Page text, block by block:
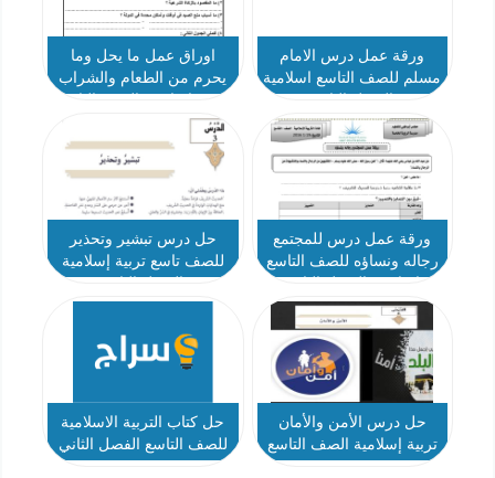
ورقة عمل درس الامام
مسلم للصف التاسع اسلامية
اوراق عمل ما يحل وما
يحرم من الطعام والشراب
ورقة عمل درس للمجتمع
رجاله ونساؤه للصف التاسع
حل درس تبشير وتحذير
للصف تاسع تربية إسلامية
حل درس الأمن والأمان
تربية إسلامية الصف التاسع
حل كتاب التربية الاسلامية
للصف التاسع الفصل الثاني